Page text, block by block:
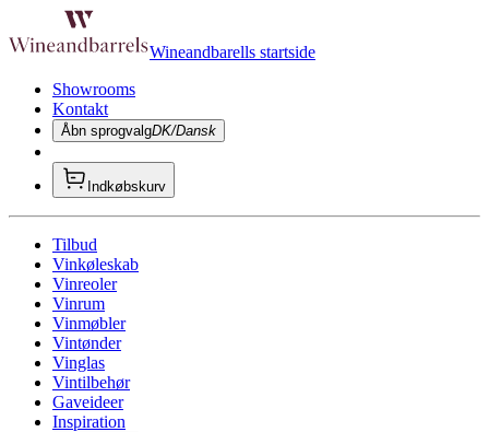
Wineandbarells startside
Showrooms
Kontakt
Åbn sprogvalgDK/Dansk
Indkøbskurv
Tilbud
Vinkøleskab
Vinreoler
Vinrum
Vinmøbler
Vintønder
Vinglas
Vintilbehør
Gaveideer
Inspiration